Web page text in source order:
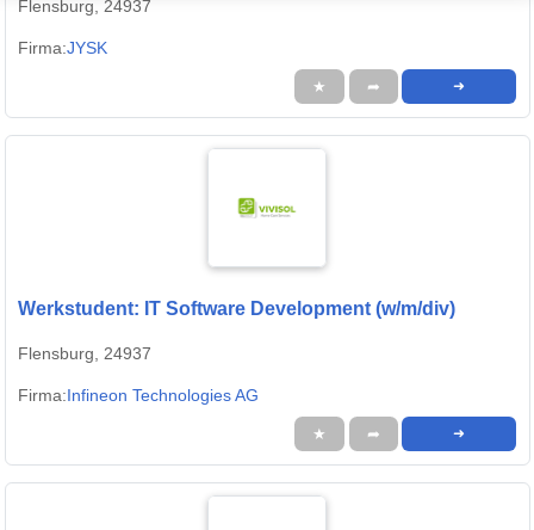
Flensburg, 24937
Firma:JYSK
★ ➦ ➜
Werkstudent: IT Software Development (w/m/div)
Flensburg, 24937
Firma:Infineon Technologies AG
★ ➦ ➜